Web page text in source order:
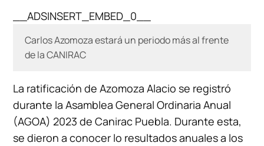
__ADSINSERT_EMBED_0__
Carlos Azomoza estará un periodo más al frente
de la CANIRAC
La ratificación de Azomoza Alacio se registró
durante la Asamblea General Ordinaria Anual
(AGOA) 2023 de Canirac Puebla. Durante esta,
se dieron a conocer lo resultados anuales a los